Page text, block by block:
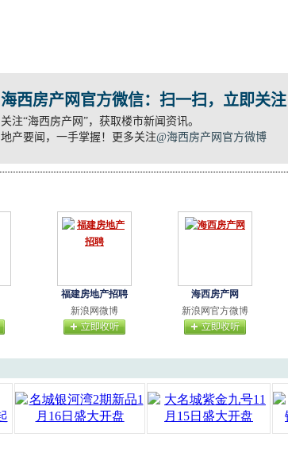
海西房产网官方微信：扫一扫，立即关注
关注“海西房产网”，获取楼市新闻资讯。
地产要闻，一手掌握！更多关注@海西房产网官方微博